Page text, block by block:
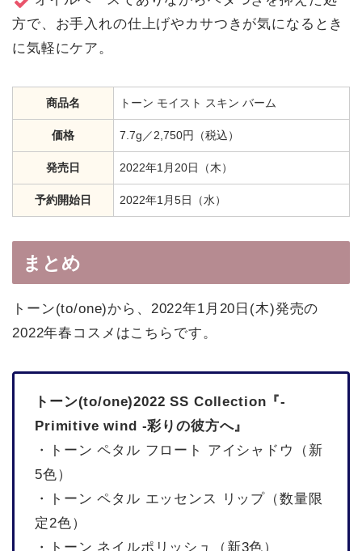
方で、お手入れの仕上げやカサつきが気になるとき
に気軽にケア。
商品名 トーン モイスト スキン バーム
価格 7.7g／2,750円（税込）
発売日 2022年1月20日（木）
予約開始日 2022年1月5日（水）
まとめ
トーン(to/one)から、2022年1月20日(木)発売の
2022年春コスメはこちらです。
トーン(to/one)2022 SS Collection『-
Primitive wind -彩りの彼方へ』
・トーン ペタル フロート アイシャドウ（新
5色）
・トーン ペタル エッセンス リップ（数量限
定2色）
・トーン ネイルポリッシュ（新3色）